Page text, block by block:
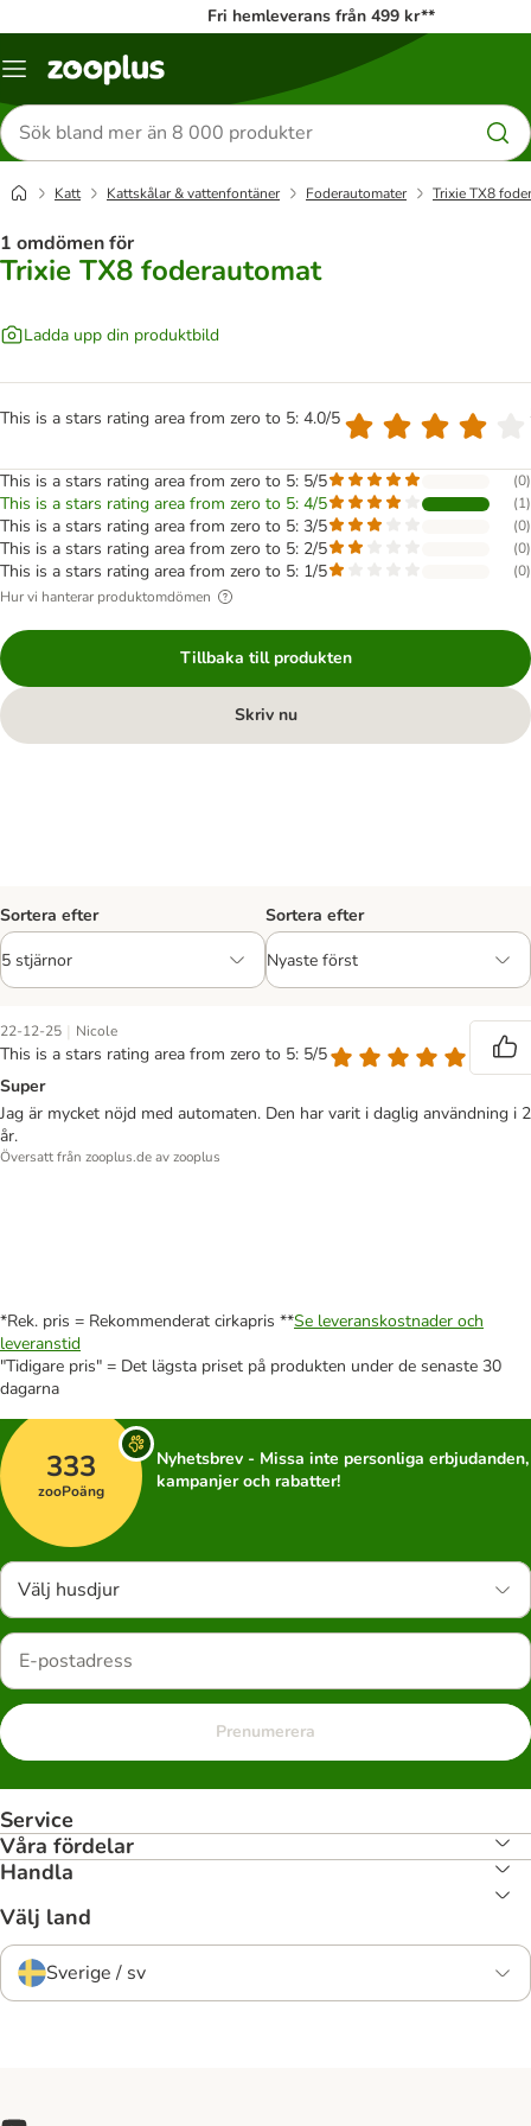
Fri hemleverans från 499 kr**
Katalogmeny
Sök
efter
produkter
Katt Kattskålar & vattenfontäner Foderautomater Trixie TX8
1 omdömen för
Trixie TX8 foderautomat
Ladda upp din produktbild
This is a stars rating area from zero to 5: 4.0/5
This is a stars rating area from zero to 5: 5/5 (0)
This is a stars rating area from zero to 5: 4/5 (1)
This is a stars rating area from zero to 5: 3/5 (0)
This is a stars rating area from zero to 5: 2/5 (0)
This is a stars rating area from zero to 5: 1/5 (0)
Hur vi hanterar produktomdömen
Tillbaka till produkten
Skriv nu
Sortera efter Sortera efter
22-12-25 | Nicole
This is a stars rating area from zero to 5: 5/5
Super
Jag är mycket nöjd med automaten. Den har varit i daglig användning i 2
år.
Översatt från zooplus.de av zooplus
*Rek. pris = Rekommenderat cirkapris **Se leveranskostnader och
leveranstid
"Tidigare pris" = Det lägsta priset på produkten under de senaste 30
dagarna
333
zooPoäng
Nyhetsbrev - Missa inte personliga erbjudanden,
kampanjer och rabatter!
Välj husdjur
Prenumerera
Service
Våra fördelar
Handla
Välj land
Sverige / sv